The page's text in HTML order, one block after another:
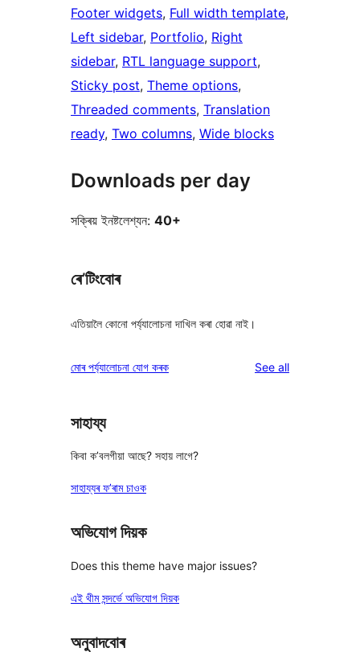
Footer widgets, Full width template
Left sidebar, Portfolio, Right
sidebar, RTL language support
Sticky post, Theme options
Threaded comments, Translation
ready, Two columns, Wide blocks
Downloads per day
সক্ৰিয় ইনষ্টলেশ্যন: 40+
ৰে’টিংবোৰ
এতিয়ালৈ কোনো পৰ্য্যালোচনা দাখিল কৰা হোৱা নাই।
মোৰ পৰ্য্যালোচনা যোগ কৰক See allreviews
সাহায্য
কিবা ক’বলগীয়া আছে? সহায় লাগে?
সাহায্যৰ ফ’ৰাম চাওক
অভিযোগ দিয়ক
Does this theme have major issues?
এই থীম সন্দৰ্ভে অভিযোগ দিয়ক
অনুবাদবোৰ